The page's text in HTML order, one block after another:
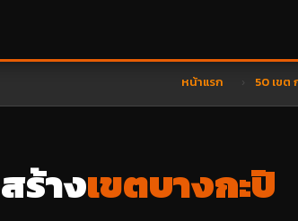
หน้าแรก 50 เขต
ร้างเขตบางกะปิ